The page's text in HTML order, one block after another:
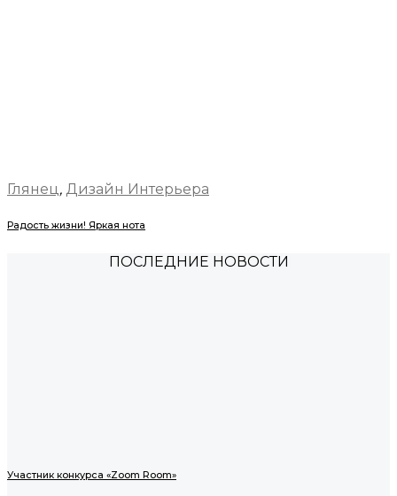
Глянец, Дизайн Интерьера
Радость жизни! Яркая нота
ПОСЛЕДНИЕ НОВОСТИ
Участник конкурса «Zoom Room»